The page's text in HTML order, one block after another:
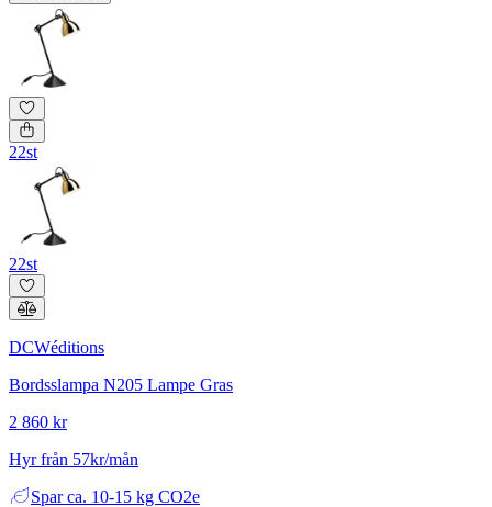
22st
22st
DCWéditions
Bordsslampa N205 Lampe Gras
2 860 kr
Hyr från 57kr/mån
Spar ca. 10-15 kg CO2e